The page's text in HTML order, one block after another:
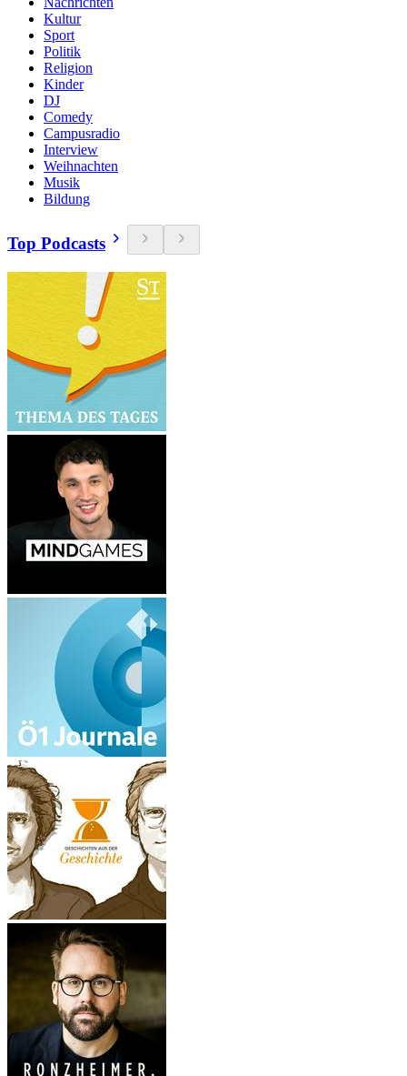
Kultur
Sport
Politik
Religion
Kinder
DJ
Comedy
Campusradio
Interview
Weihnachten
Musik
Bildung
Top Podcasts